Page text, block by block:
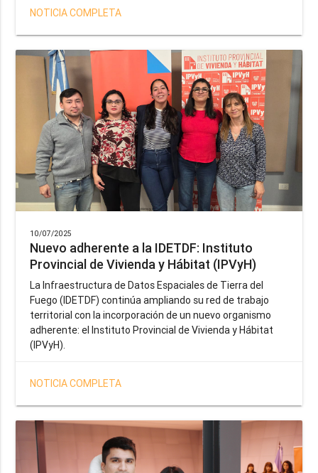
trabajo del organismo en el marco de la operatoria
salud y seguridad impulsada por el gobernador Gustavo
Melella.
NOTICIA COMPLETA
10/07/2025
Nuevo adherente a la IDETDF: Instituto
Provincial de Vivienda y Hábitat (IPVyH)
La Infraestructura de Datos Espaciales de Tierra del
Fuego (IDETDF) continúa ampliando su red de trabajo
territorial con la incorporación de un nuevo organismo
adherente: el Instituto Provincial de Vivienda y Hábitat
(IPVyH).
NOTICIA COMPLETA